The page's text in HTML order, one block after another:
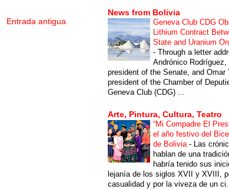
Entrada antigua
News from Bolivia
Geneva Club CDG
Lithium Contract
State and Uranium
- Through a letter
Andrónico Rodríguez,
president of the Senate, and Omar
president of the Chamber of
Geneva Club (CDG) ...
Arte, Pintura, Cultura, Teatro
“Mi Compadre El
el año festivo del
de Bolivia - Las
hablan de una
habría tenido sus
lejanía de los siglos XVII y XVIII,
casualidad y por la viveza de un